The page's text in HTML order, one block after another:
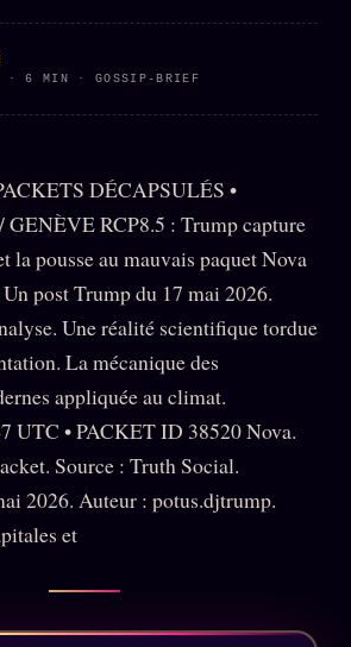
INFOFICTION
24€
Sonore
du Jour
6 MIN · GOSSIP-BRIEF
DÉCAPSULÉS •
RCP8.5 : Trump capture
la pousse au mauvais paquet Nova
post Trump du 17 mai 2026.
Une réalité scientifique tordue
La mécanique des
appliquée au climat.
UTC • PACKET ID 38520 Nova.
Source : Truth Social.
2026. Auteur : potus.djtrump.
et